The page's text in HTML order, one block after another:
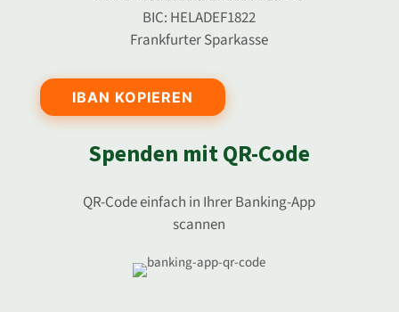
BIC: HELADEF1822
Frankfurter Sparkasse
IBAN KOPIEREN
Spenden mit QR-Code
QR-Code einfach in Ihrer Banking-App
scannen